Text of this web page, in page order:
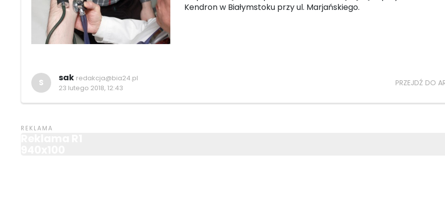
Kendron w Białymstoku przy ul. Marjańskiego.
S sak redakcja@bia24.pl
23 lutego 2018, 12:43
PRZEJDŹ DO